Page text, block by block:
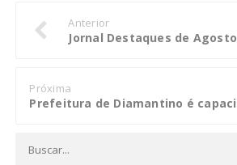
Anterior
Jornal Destaques de Agosto
Próxima